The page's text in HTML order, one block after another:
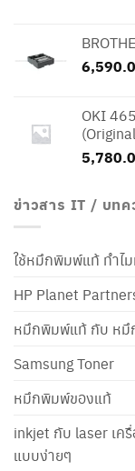
OKI
ข่าวสาร IT / บทค
ใช้หมึกพิมพ์แท้ ทำไ
HP Planet
หมึกพิมพ์แท้ กับ หมึ
Samsung Toner
หมึกพิมพ์ของแท้
inkjet กับ laser เค
แบบง่ายๆ